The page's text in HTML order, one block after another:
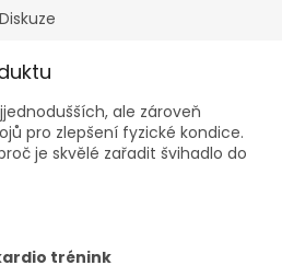
Diskuze
ale zároveň
pro zlepšení fyzické kondice.
je skvělé zařadit švihadlo do
trénink